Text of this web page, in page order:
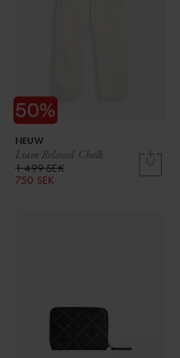
Liam Relaxed Chalk
NEUW
1 499 SEK
750 SEK